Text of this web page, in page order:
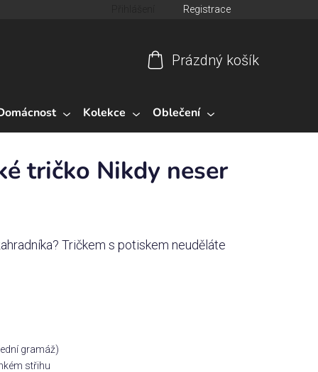
Registrace
košík
Prázdný košík
Kolekce Oblečení
tričko Nikdy neser
Tričkem s potiskem neuděláte
gramáž)
střihu